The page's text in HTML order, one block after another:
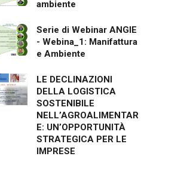
ambiente
Serie di Webinar ANGIE
- Webina_1: Manifattura
e Ambiente
LE DECLINAZIONI
DELLA LOGISTICA
SOSTENIBILE
NELL’AGROALIMENTAR
E: UN’OPPORTUNITÀ
STRATEGICA PER LE
IMPRESE